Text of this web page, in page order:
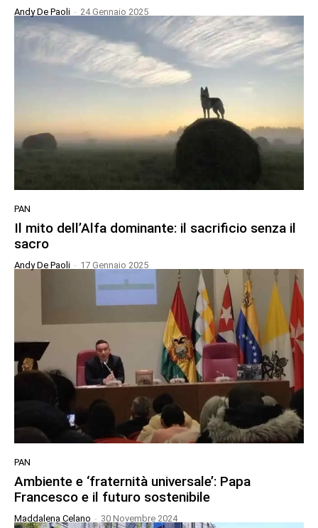
Andy De Paoli - 24 Gennaio 2025
PAN
Il mito dell’Alfa dominante: il sacrificio senza il
sacro
Andy De Paoli - 17 Gennaio 2025
PAN
Ambiente e ‘fraternità universale’: Papa
Francesco e il futuro sostenibile
Maddalena Celano - 30 Novembre 2024